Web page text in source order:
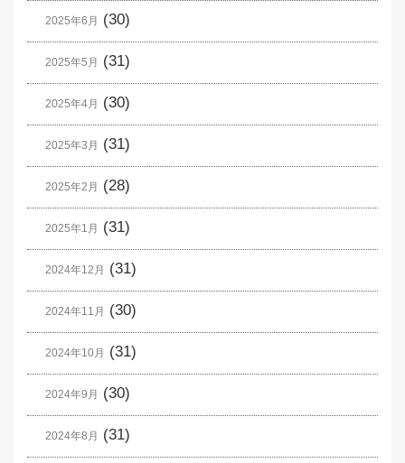
2025年6月 (30)
2025年5月 (31)
2025年4月 (30)
2025年3月 (31)
2025年2月 (28)
2025年1月 (31)
2024年12月 (31)
2024年11月 (30)
2024年10月 (31)
2024年9月 (30)
2024年8月 (31)